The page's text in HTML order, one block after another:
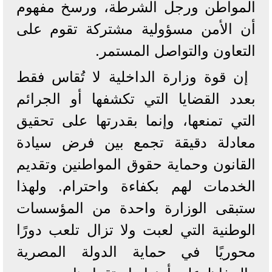
المواطن ورجل الشرطة، ورسخ مفهوم
أن الأمن مسؤولية مشتركة تقوم على
التعاون والتواصل المستمر.
إن قوة وزارة الداخلية لا تُقاس فقط
بعدد القضايا التي تكشفها أو الجرائم
التي تمنعها، وإنما بقدرتها على تحقيق
معادلة دقيقة تجمع بين فرض سيادة
القانون وحماية حقوق المواطنين وتقديم
الخدمات لهم بكفاءة واحترام. ولهذا
ستبقى الوزارة واحدة من المؤسسات
الوطنية التي لعبت ولا تزال تلعب دورًا
محوريًا في حماية الدولة المصرية